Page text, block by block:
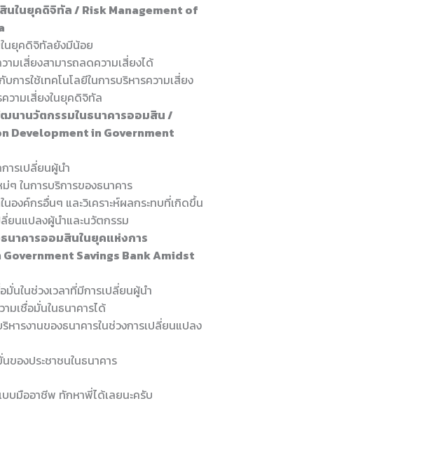
นในยุคดิจิทัล / Risk Management of
ในยุคดิจิทัลยังมีน้อย
ามเสี่ยงสามารถลดความเสี่ยงได้
ารใช้เทคโนโลยีในการบริหารความเสี่ยง
วามเสี่ยงในยุคดิจิทัล
นานวัตกรรมในธนาคารออมสิน /
Development in Government
ารเปลี่ยนผู้นำ
ๆ ในการบริการของธนาคาร
องค์กรอื่นๆ และวิเคราะห์ผลกระทบที่เกิดขึ้น
ลี่ยนแปลงผู้นำและนวัตกรรม
นาคารออมสินในยุคแห่งการ
Savings Bank Amidst
มั่นในช่วงเวลาที่มีการเปลี่ยนผู้นำ
มเชื่อมั่นในธนาคารได้
หารงานของธนาคารในช่วงการเปลี่ยนแปลง
ของประชาชนในธนาคาร
บบมืออาชีพ ทักหาพี่ได้เลยนะครับ